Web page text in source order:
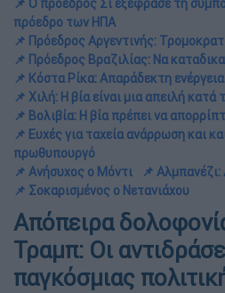
📌 Ο πρόεδρος Σι εξέφρασε τη
πρόεδρο των ΗΠΑ
📌 Πρόεδρος Αργεντινής:
📌 Πρόεδρος Βραζιλίας: Να
📌 Κόστα Ρίκα: Απαράδεκτη ενέργεια
📌 Χιλή: Η βία είναι μια απειλή
📌 Βολιβία: Η βία πρέπει να
📌 Ευχές για ταχεία ανάρρωση και
πρωθυπουργό
📌 Ανήσυχος ο Μόντι
📌
📌 Σοκαρισμένος ο Νετανιάχου
Απόπειρα
Τραμπ: Οι
παγκόσμιας